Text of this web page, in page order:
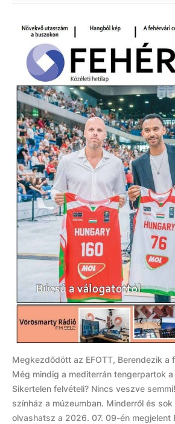
Megkezdődött az EFOTT, Berendezik a
Még mindig a mediterrán tengerpartok
Sikertelen felvételi? Nincs veszve
színház a múzeumban. Minderről és sok
olvashatsz a 2026. 07. 09-én megjelent